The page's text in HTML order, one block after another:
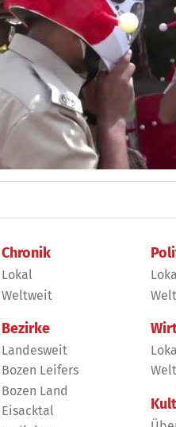
Chronik
Lokal
Weltweit
Bezirke
Landesweit
Bozen Leifers
Bozen Land
Eisacktal